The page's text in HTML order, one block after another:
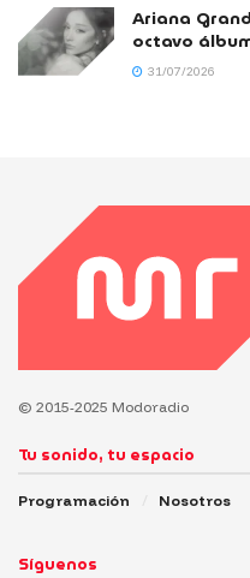
Ariana
octavo
31/07/2026
© 2015-2025 Modoradio
Tu sonido, tu espacio
Programación Nosotros
Síguenos